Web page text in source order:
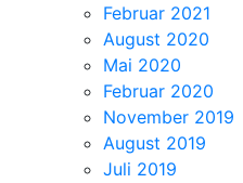
Februar 2021
August 2020
Mai 2020
Februar 2020
November 2019
August 2019
Juli 2019